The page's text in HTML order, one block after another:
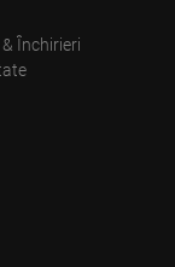
Închirieri